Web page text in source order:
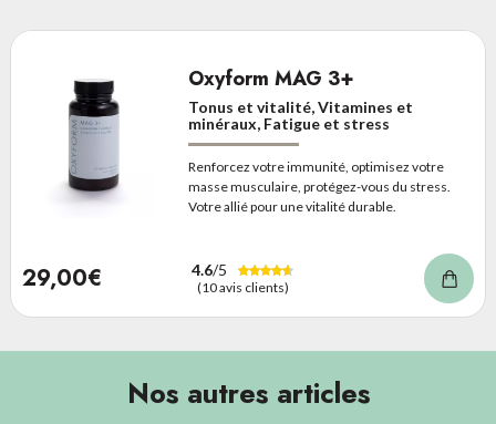
Oxyform MAG 3+
Tonus et vitalité, Vitamines et
minéraux, Fatigue et stress
Renforcez votre immunité, optimisez votre
masse musculaire, protégez-vous du stress.
Votre allié pour une vitalité durable.
29,00€ 4.6/5
(10 avis clients)
Nos autres articles